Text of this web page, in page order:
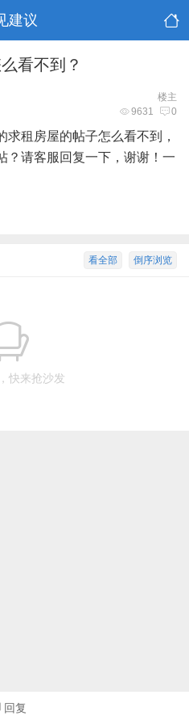
建议
看不到？
楼主
9631 0
租房屋的帖子怎么看不到，
？请客服回复一下，谢谢！一
倒序浏览
看全部
快来抢沙发
回复